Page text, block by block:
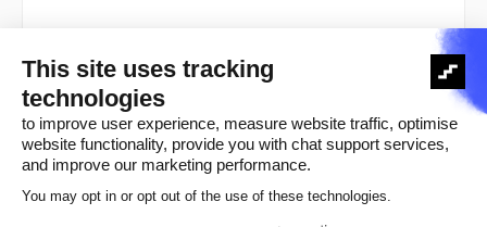
Derechos de autor ©️ 2025
Política de Cookies
Términos y Condiciones
Aviso Legal